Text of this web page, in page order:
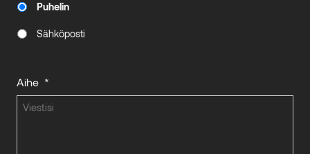
Puhelin
Sähköposti
Aihe *